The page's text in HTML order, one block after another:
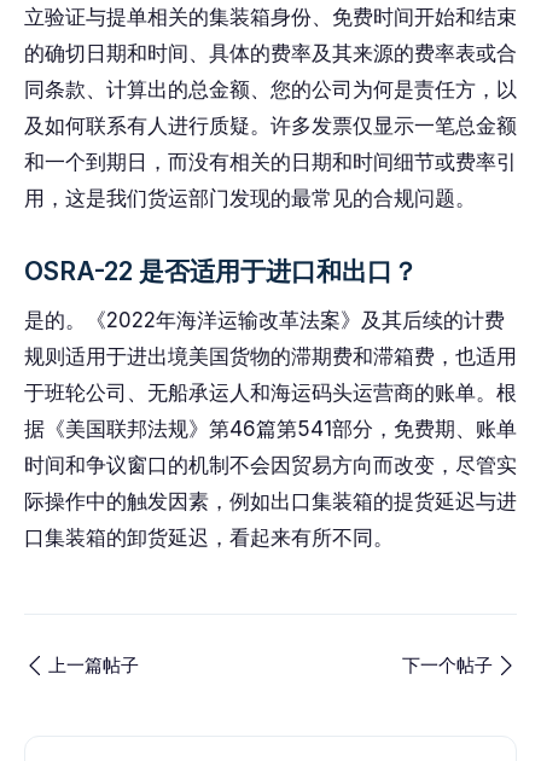
立验证与提单相关的集装箱身份、免费时间开始和结束
的确切日期和时间、具体的费率及其来源的费率表或合
同条款、计算出的总金额、您的公司为何是责任方，以
及如何联系有人进行质疑。许多发票仅显示一笔总金额
和一个到期日，而没有相关的日期和时间细节或费率引
用，这是我们货运部门发现的最常见的合规问题。
OSRA-22 是否适用于进口和出口？
是的。《2022年海洋运输改革法案》及其后续的计费
规则适用于进出境美国货物的滞期费和滞箱费，也适用
于班轮公司、无船承运人和海运码头运营商的账单。根
据《美国联邦法规》第46篇第541部分，免费期、账单
时间和争议窗口的机制不会因贸易方向而改变，尽管实
际操作中的触发因素，例如出口集装箱的提货延迟与进
口集装箱的卸货延迟，看起来有所不同。
上一篇帖子 下一个帖子